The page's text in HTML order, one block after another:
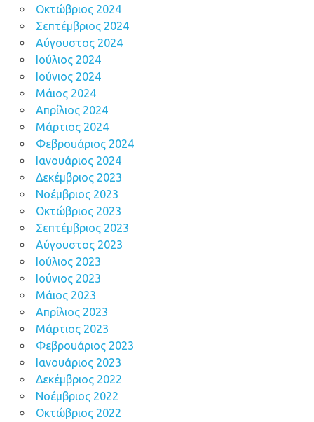
Οκτώβριος 2024
Σεπτέμβριος 2024
Αύγουστος 2024
Ιούλιος 2024
Ιούνιος 2024
Μάιος 2024
Απρίλιος 2024
Μάρτιος 2024
Φεβρουάριος 2024
Ιανουάριος 2024
Δεκέμβριος 2023
Νοέμβριος 2023
Οκτώβριος 2023
Σεπτέμβριος 2023
Αύγουστος 2023
Ιούλιος 2023
Ιούνιος 2023
Μάιος 2023
Απρίλιος 2023
Μάρτιος 2023
Φεβρουάριος 2023
Ιανουάριος 2023
Δεκέμβριος 2022
Νοέμβριος 2022
Οκτώβριος 2022